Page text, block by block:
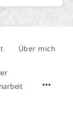
Über mich